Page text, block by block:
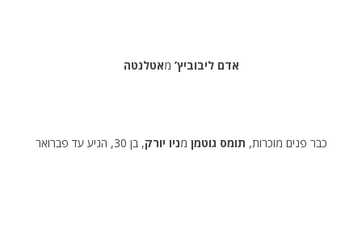
אדם ליבוביץ’ מאטלנטה
כבר פנים מוכרות, תומס גוטמן מניו יורק, בן 30, הגיע עד פברואר